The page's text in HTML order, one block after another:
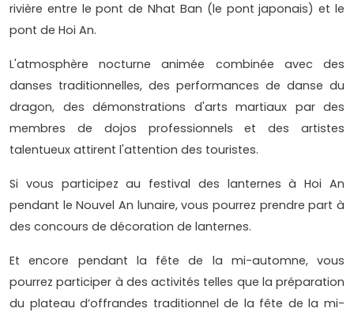
rivière entre le pont de Nhat Ban (le pont japonais) et le
pont de Hoi An.
L'atmosphère nocturne animée combinée avec des
danses traditionnelles, des performances de danse du
dragon, des démonstrations d'arts martiaux par des
membres de dojos professionnels et des artistes
talentueux attirent l'attention des touristes.
Si vous participez au festival des lanternes à Hoi An
pendant le Nouvel An lunaire, vous pourrez prendre part à
des concours de décoration de lanternes.
Et encore pendant la fête de la mi-automne, vous
pourrez participer à des activités telles que la préparation
du plateau d’offrandes traditionnel de la fête de la mi-